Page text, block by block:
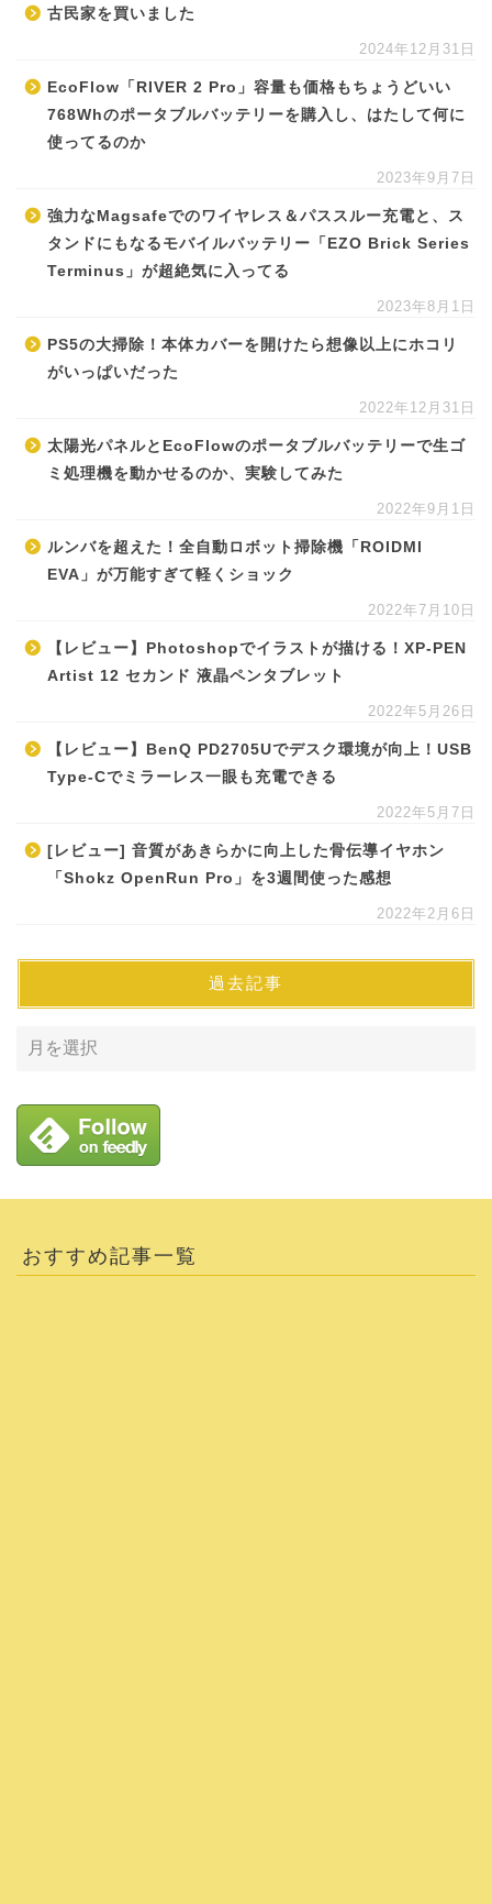
古民家を買いました
2024年12月31日
EcoFlow「RIVER 2 Pro」容量も価格もちょうどいい
768Whのポータブルバッテリーを購入し、はたして何に
使ってるのか
2023年9月7日
強力なMagsafeでのワイヤレス＆パススルー充電と、ス
タンドにもなるモバイルバッテリー「EZO Brick Series
Terminus」が超絶気に入ってる
2023年8月1日
PS5の大掃除！本体カバーを開けたら想像以上にホコリ
がいっぱいだった
2022年12月31日
太陽光パネルとEcoFlowのポータブルバッテリーで生ゴ
ミ処理機を動かせるのか、実験してみた
2022年9月1日
ルンバを超えた！全自動ロボット掃除機「ROIDMI
EVA」が万能すぎて軽くショック
2022年7月10日
【レビュー】Photoshopでイラストが描ける！XP-PEN
Artist 12 セカンド 液晶ペンタブレット
2022年5月26日
【レビュー】BenQ PD2705Uでデスク環境が向上！USB
Type-Cでミラーレス一眼も充電できる
2022年5月7日
[レビュー] 音質があきらかに向上した骨伝導イヤホン
「Shokz OpenRun Pro」を3週間使った感想
2022年2月6日
過去記事
おすすめ記事一覧